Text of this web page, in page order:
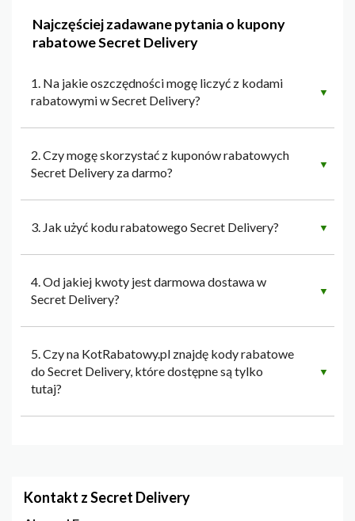
Najczęściej zadawane pytania o kupony
rabatowe Secret Delivery
1. Na jakie oszczędności mogę liczyć z kodami
rabatowymi w Secret Delivery?
▼
2. Czy mogę skorzystać z kuponów rabatowych
Secret Delivery za darmo?
▼
3. Jak użyć kodu rabatowego Secret Delivery? ▼
4. Od jakiej kwoty jest darmowa dostawa w
Secret Delivery?
▼
5. Czy na KotRabatowy.pl znajdę kody rabatowe
do Secret Delivery, które dostępne są tylko
tutaj?
▼
Kontakt z Secret Delivery